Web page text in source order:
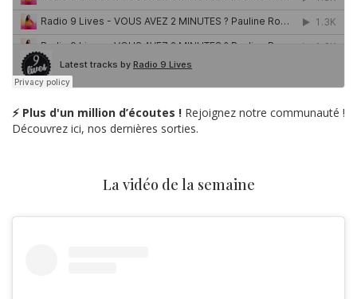
⚡ Plus d'un million d’écoutes ! Rejoignez notre communauté !
Découvrez ici, nos dernières sorties.
La vidéo de la semaine